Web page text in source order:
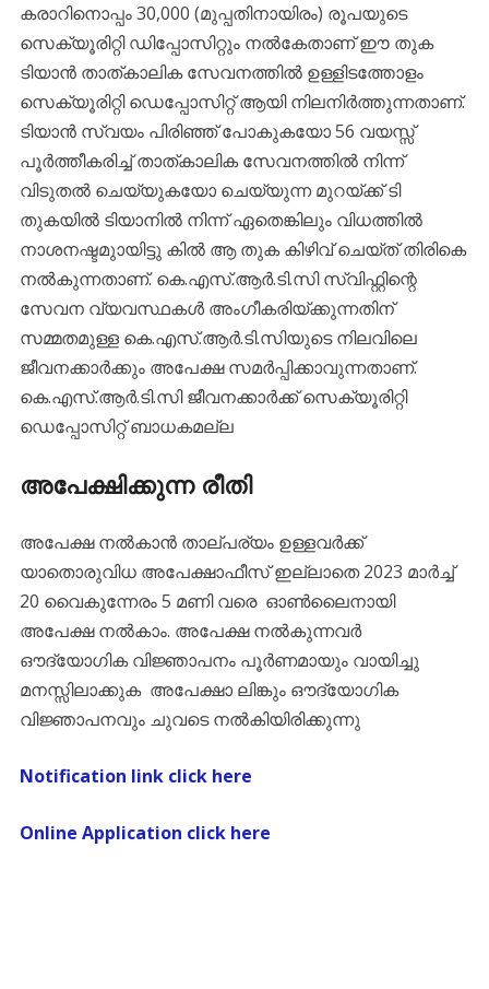
കരാറിനൊപ്പം 30,000 (മുപ്പതിനായിരം) രൂപയുടെ
സെക്യൂരിറ്റി ഡിപ്പോസിറ്റും നൽകേതാണ് ഈ തുക
ടിയാൻ താത്കാലിക സേവനത്തിൽ ഉള്ളിടത്തോളം
സെക്യൂരിറ്റി ഡെപ്പോസിറ്റ് ആയി നിലനിർത്തുന്നതാണ്.
ടിയാൻ സ്വയം പിരിഞ്ഞ് പോകുകയോ 56 വയസ്സ്
പൂർത്തീകരിച്ച് താത്കാലിക സേവനത്തിൽ നിന്ന്
വിടുതൽ ചെയ്യുകയോ ചെയ്യുന്ന മുറയ്ക്ക് ടി
തുകയിൽ ടിയാനിൽ നിന്ന് ഏതെങ്കിലും വിധത്തിൽ
നാശനഷ്ടമുായിട്ടു കിൽ ആ തുക കിഴിവ് ചെയ്ത് തിരികെ
നൽകുന്നതാണ്. കെ.എസ്.ആർ.ടി.സി സ്വിഫ്റ്റിന്റെ
സേവന വ്യവസ്ഥകൾ അംഗീകരിയ്ക്കുന്നതിന്
സമ്മതമുള്ള കെ.എസ്.ആർ.ടി.സിയുടെ നിലവിലെ
ജീവനക്കാർക്കും അപേക്ഷ സമർപ്പിക്കാവുന്നതാണ്.
കെ.എസ്.ആർ.ടി.സി ജീവനക്കാർക്ക് സെക്യൂരിറ്റി
ഡെപ്പോസിറ്റ് ബാധകമല്ല
അപേക്ഷിക്കുന്ന രീതി
അപേക്ഷ നൽകാൻ താല്പര്യം ഉള്ളവർക്ക്
യാതൊരുവിധ അപേക്ഷാഫീസ് ഇല്ലാതെ 2023 മാർച്ച്
20 വൈകുന്നേരം 5 മണി വരെ ഓൺലൈനായി
അപേക്ഷ നൽകാം. അപേക്ഷ നൽകുന്നവർ
ഔദ്യോഗിക വിജ്ഞാപനം പൂർണമായും വായിച്ചു
മനസ്സിലാക്കുക അപേക്ഷാ ലിങ്കും ഔദ്യോഗിക
വിജ്ഞാപനവും ചുവടെ നൽകിയിരിക്കുന്നു
Notification link click here
Online Application click here